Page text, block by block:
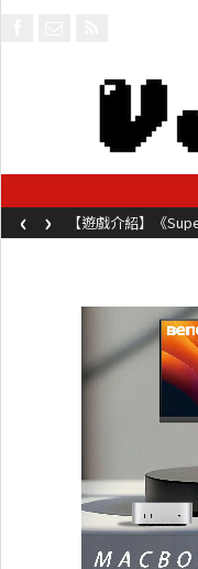
【遊戲介紹】《
克風唸咒可自訂咒
‹ ›